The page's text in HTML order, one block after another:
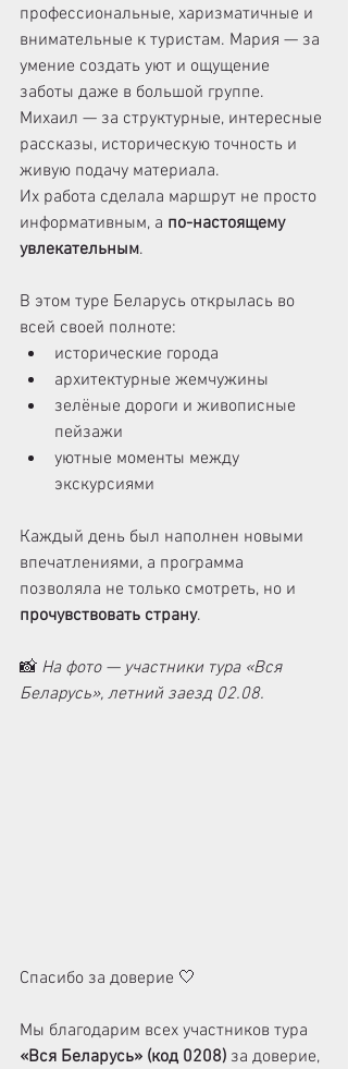
профессиональные, харизматичные и
внимательные к туристам. Мария — за
умение создать уют и ощущение
заботы даже в большой группе.
Михаил — за структурные, интересные
рассказы, историческую точность и
живую подачу материала.
Их работа сделала маршрут не просто
информативным, а по-настоящему
увлекательным.
В этом туре Беларусь открылась во
всей своей полноте:
исторические города
архитектурные жемчужины
зелёные дороги и живописные
пейзажи
уютные моменты между
экскурсиями
Каждый день был наполнен новыми
впечатлениями, а программа
позволяла не только смотреть, но и
прочувствовать страну.
📸 На фото — участники тура «Вся
Беларусь», летний заезд 02.08.
Спасибо за доверие 🤍
Мы благодарим всех участников тура
«Вся Беларусь» (код 0208) за доверие,